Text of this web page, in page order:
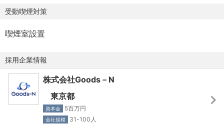
・選考中の意欲向上を目指すべく、数十名の面接官に面接
トレーニングを実施。全体の研修企画のみならず、個々の
(3)大手コンサルティングファーム
・他RPOサービスを利用していたものの決定数が伸び悩ん
でいた状況からリプレイスを行い、チームの改革〜運用ま
でを一貫して支援。
・部門ごとの人材要件の最適化や、選考プロセスの改善を
受動喫煙対策
喫煙室設置
採用企業情報
株式会社Goods－N
東京都
資本金 5百万円
会社規模 31-100人